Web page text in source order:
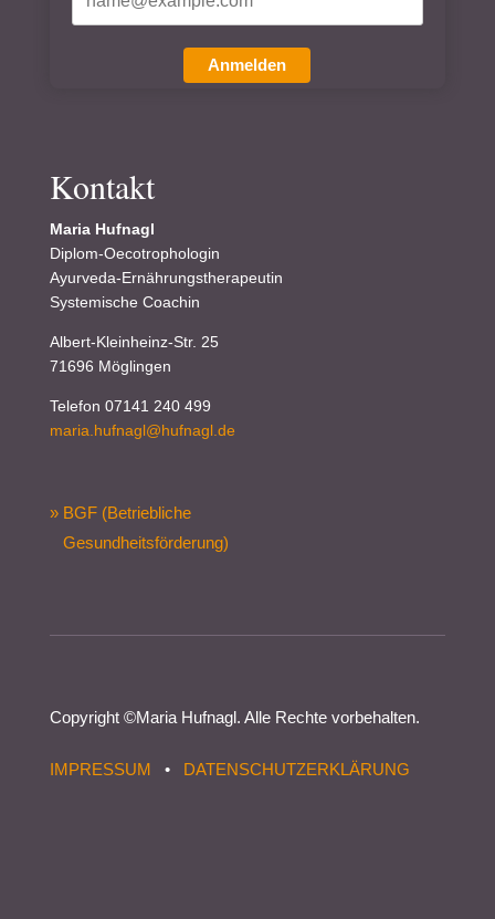
Anmelden
Kontakt
Maria Hufnagl
Diplom-Oecotrophologin
Ayurveda-Ernährungstherapeutin
Systemische Coachin
Albert-Kleinheinz-Str. 25
71696 Möglingen
Telefon 07141 240 499
maria.hufnagl@hufnagl.de
» BGF (Betriebliche
Gesundheitsförderung)
Copyright ©Maria Hufnagl. Alle Rechte vorbehalten.
IMPRESSUM • DATENSCHUTZERKLÄRUNG